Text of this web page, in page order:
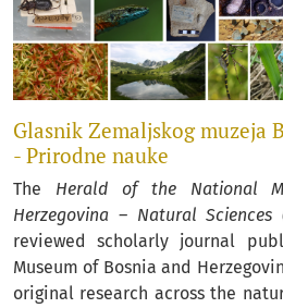
Glasnik Zemaljskog muzeja
- Prirodne nauke
The Herald of the National
Herzegovina – Natural Sciences
reviewed scholarly journal
Museum of Bosnia and
original research across the